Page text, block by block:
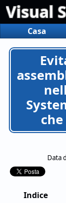
Visual
Casa
Data
Indice